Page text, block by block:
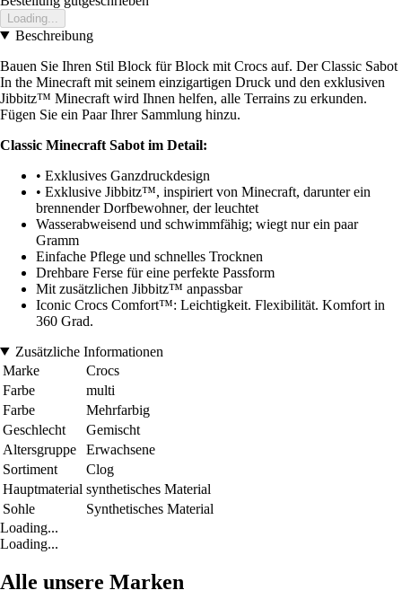
Loading...
Beschreibung
Bauen Sie Ihren Stil Block für Block mit Crocs auf. Der Classic Sabot
In the Minecraft mit seinem einzigartigen Druck und den exklusiven
Jibbitz™ Minecraft wird Ihnen helfen, alle Terrains zu erkunden.
Fügen Sie ein Paar Ihrer Sammlung hinzu.
Classic Minecraft Sabot im Detail:
• Exklusives Ganzdruckdesign
• Exklusive Jibbitz™, inspiriert von Minecraft, darunter ein
brennender Dorfbewohner, der leuchtet
Wasserabweisend und schwimmfähig; wiegt nur ein paar
Gramm
Einfache Pflege und schnelles Trocknen
Drehbare Ferse für eine perfekte Passform
Mit zusätzlichen Jibbitz™ anpassbar
Iconic Crocs Comfort™: Leichtigkeit. Flexibilität. Komfort in
360 Grad.
Zusätzliche Informationen
Marke
Crocs
Farbe
multi
Farbe
Mehrfarbig
Geschlecht
Gemischt
Altersgruppe
Erwachsene
Sortiment
Clog
Hauptmaterial synthetisches Material
Sohle
Synthetisches Material
Loading...
Loading...
Alle unsere Marken